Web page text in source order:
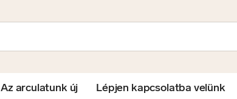
Az arculatunk új Lépjen kapcsolatba velünk